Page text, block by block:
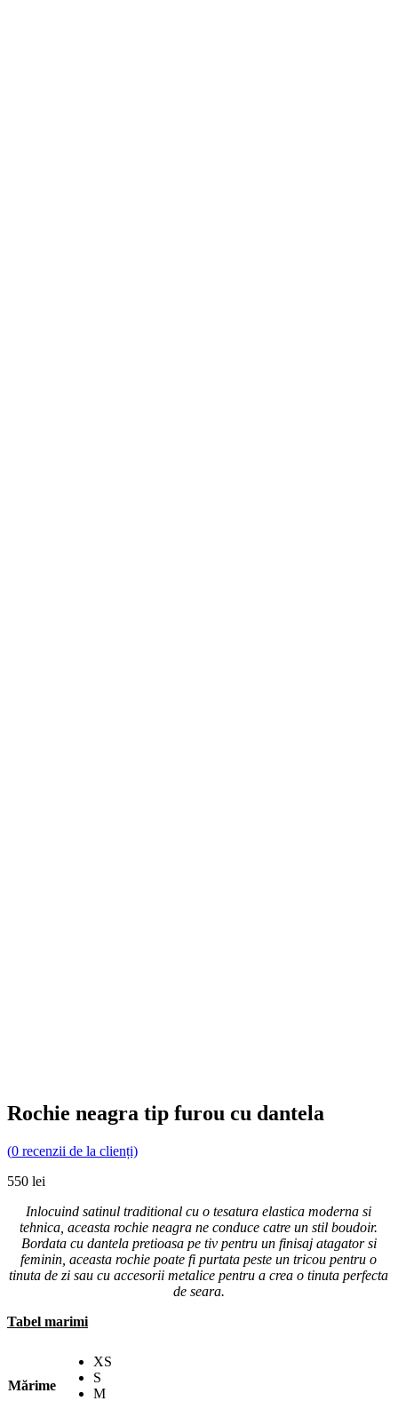
Rochie neagra tip furou cu dantela
(0 recenzii de la clienți)
550 lei
Inlocuind satinul traditional cu o tesatura elastica moderna si
tehnica, aceasta rochie neagra ne conduce catre un stil boudoir.
Bordata cu dantela pretioasa pe tiv pentru un finisaj atagator si
feminin, aceasta rochie poate fi purtata peste un tricou pentru o
tinuta de zi sau cu accesorii metalice pentru a crea o tinuta perfecta
de seara.
Tabel marimi
Mărime
XS
S
M